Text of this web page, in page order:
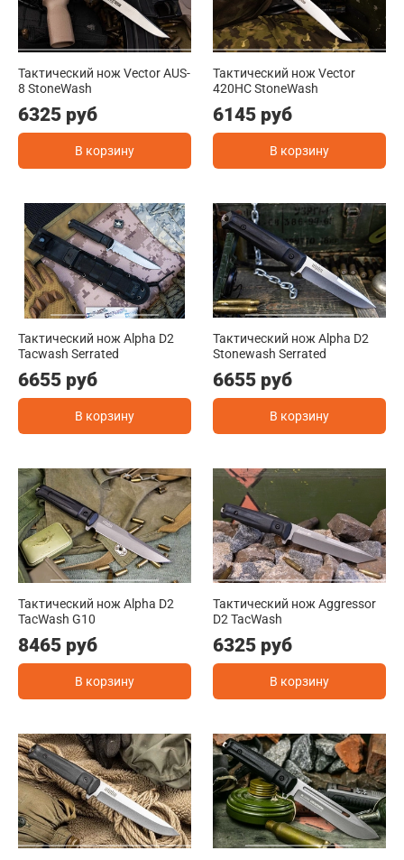
Тактический нож Vector AUS-
8 StoneWash
6325 руб
В корзину
Тактический нож Vector
420HC StoneWash
6145 руб
В корзину
Тактический нож Alpha D2
Tacwash Serrated
6655 руб
В корзину
Тактический нож Alpha D2
Stonewash Serrated
6655 руб
В корзину
Тактический нож Alpha D2
TacWash G10
8465 руб
В корзину
Тактический нож Aggressor
D2 TacWash
6325 руб
В корзину